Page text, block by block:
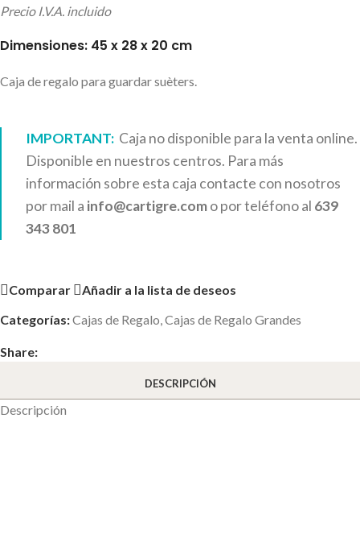
Precio I.V.A. incluido
Dimensiones: 45 x 28 x 20 cm
Caja de regalo para guardar suèters.
IMPORTANT: Caja no disponible para la venta online.
Disponible en nuestros centros. Para más
información sobre esta caja contacte con nosotros
por mail a info@cartigre.como por teléfono al 639
343 801
Comparar
Añadir a la lista de deseos
Categorías:Cajas de Regalo,Cajas de Regalo Grandes
Share:
DESCRIPCIÓN
Descripción